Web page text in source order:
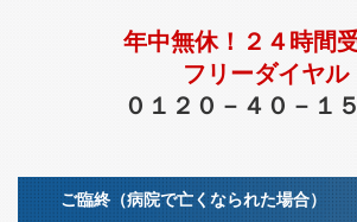
年中無休！２４時間
フリーダイヤル
０１２０－４０－１
ご臨終（病院で亡くなられた場合）